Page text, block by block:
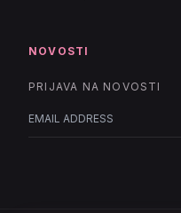
NOVOSTI
PRIJAVA NA NOVOSTI